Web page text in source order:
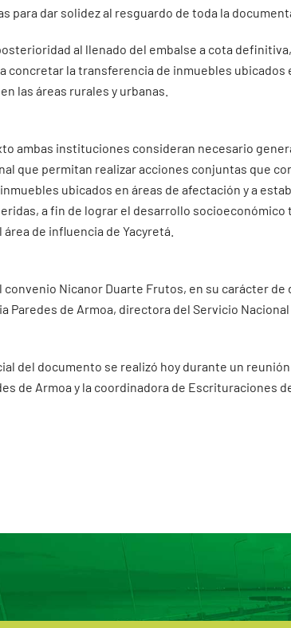
para dar solidez al resguardo de toda la
al llenado del embalse a cota
concretar la transferencia de inmuebles ubicados
las áreas rurales y urbanas.
ambas instituciones consideran necesario
que permitan realizar acciones conjuntas que
ubicados en áreas de afectación y a
a fin de lograr el desarrollo
de influencia de Yacyretá.
Nicanor Duarte Frutos, en su carácter
Paredes de Armoa, directora del Servicio Nacional
del documento se realizó hoy durante un
de Armoa y la coordinadora de Escrituraciones